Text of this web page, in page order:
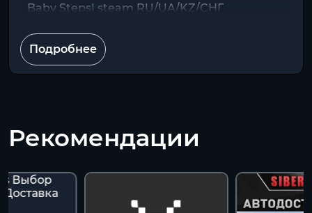
Baby Steps| steam RU/UA/KZ/CНГ
Подробнее
Рекомендации